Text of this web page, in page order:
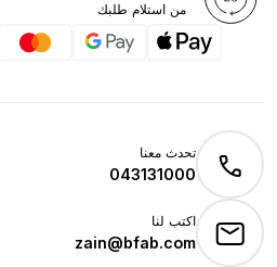
من استلام طلبك
تحدث معنا
043131000
اكتب لنا
zain@bfab.com